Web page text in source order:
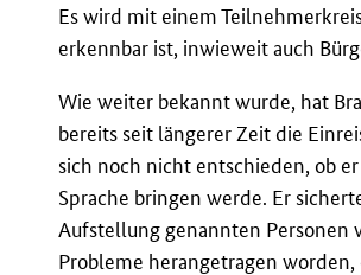
Es wird mit einem
erkennbar ist, inwieweit auch
Wie weiter bekannt wurde, hat
bereits seit längerer Zeit die
sich noch nicht entschieden, ob
Sprache bringen werde. Er
Aufstellung genannten Personen
Probleme herangetragen